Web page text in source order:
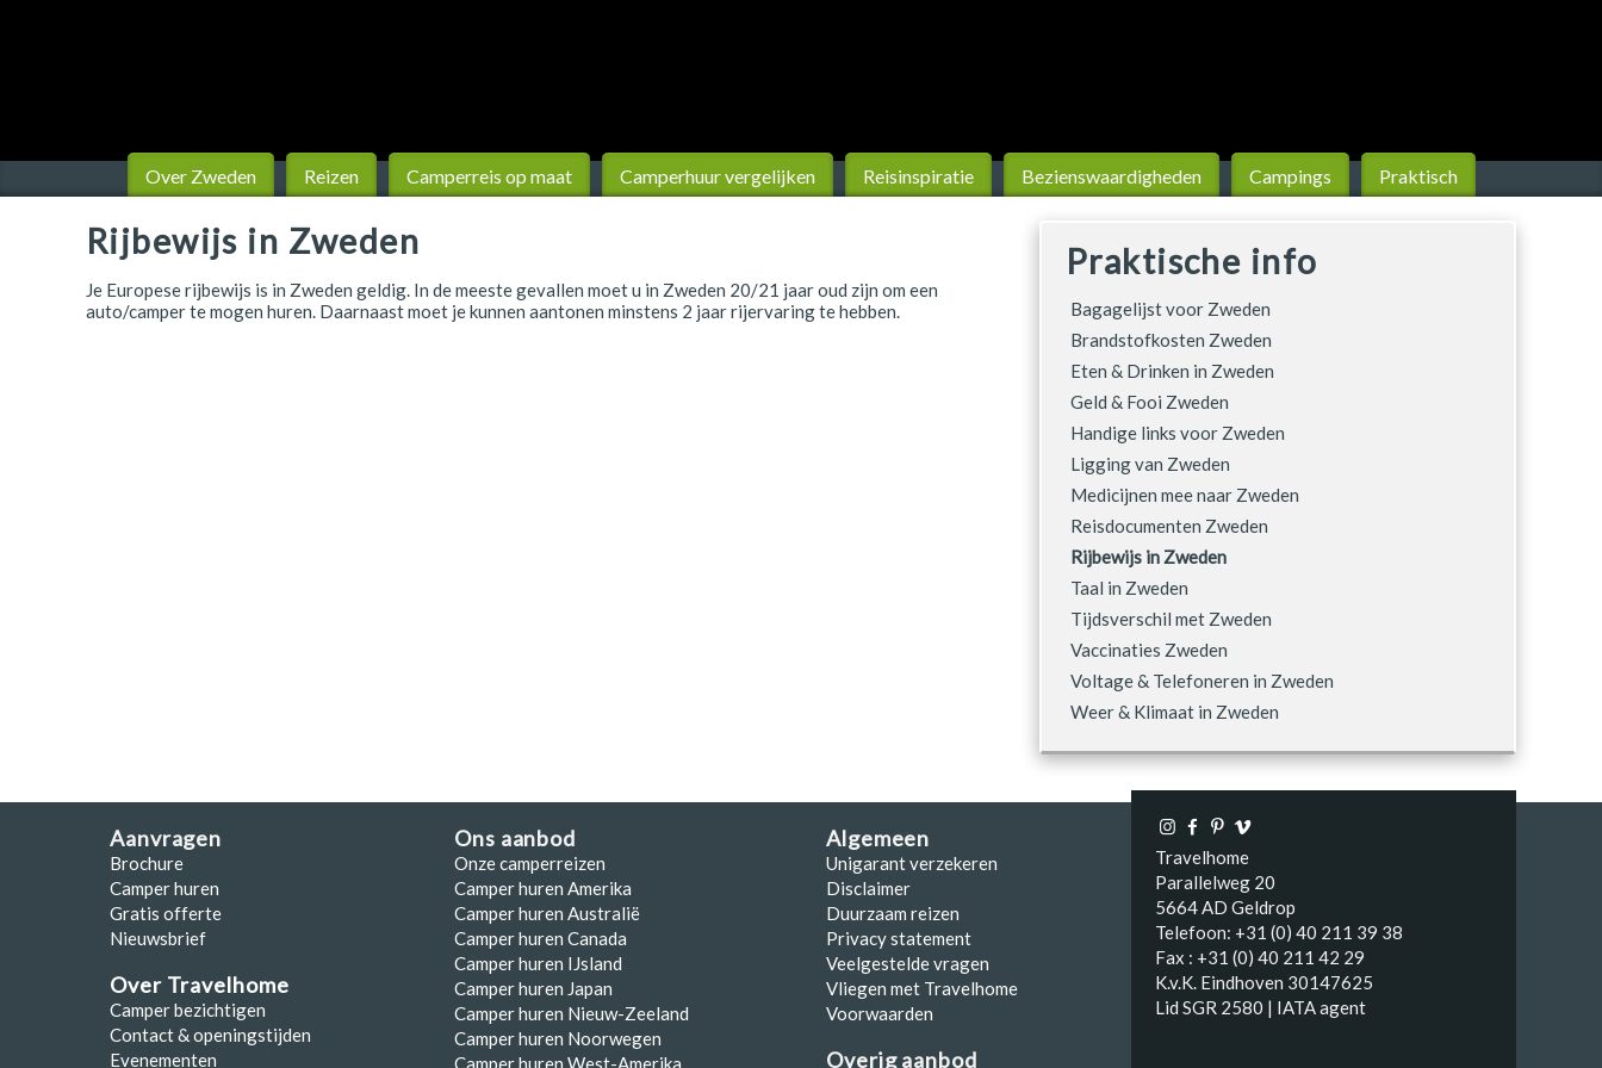
Kroatië
Zwitserland
Over Zweden Reizen Camperreis op maat Camperhuur vergelijken Reis­inspiratie Beziens­waardigheden Campings Praktisch
Rijbewijs in Zweden
Je Europese rijbewijs is in Zweden geldig. In de meeste gevallen moet u in Zweden 20/21 jaar oud zijn om een
auto/camper te mogen huren. Daarnaast moet je kunnen aantonen minstens 2 jaar rijervaring te hebben.
Praktische info
Bagagelijst voor Zweden
Brandstofkosten Zweden
Eten & Drinken in Zweden
Geld & Fooi Zweden
Handige links voor Zweden
Ligging van Zweden
Medicijnen mee naar Zweden
Reisdocumenten Zweden
Rijbewijs in Zweden
Taal in Zweden
Tijdsverschil met Zweden
Vaccinaties Zweden
Voltage & Telefoneren in Zweden
Weer & Klimaat in Zweden
Aanvragen
Brochure
Camper huren
Gratis offerte
Nieuwsbrief
Over Travelhome
Camper bezichtigen
Contact & openingstijden
Evenementen
Ons aanbod
Onze camperreizen
Camper huren Amerika
Camper huren Australië
Camper huren Canada
Camper huren IJsland
Camper huren Japan
Camper huren Nieuw-Zeeland
Camper huren Noorwegen
Camper huren West-Amerika
Algemeen
Unigarant verzekeren
Disclaimer
Duurzaam reizen
Privacy statement
Veelgestelde vragen
Vliegen met Travelhome
Voorwaarden
Overig aanbod
Travelhome
Parallelweg 20
5664 AD Geldrop
Telefoon: +31 (0) 40 211 39 38
Fax : +31 (0) 40 211 42 29
K.v.K. Eindhoven 30147625
Lid SGR 2580 | IATA agent